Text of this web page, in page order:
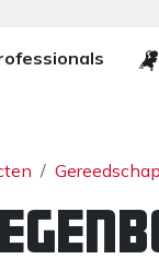
Gereedschap